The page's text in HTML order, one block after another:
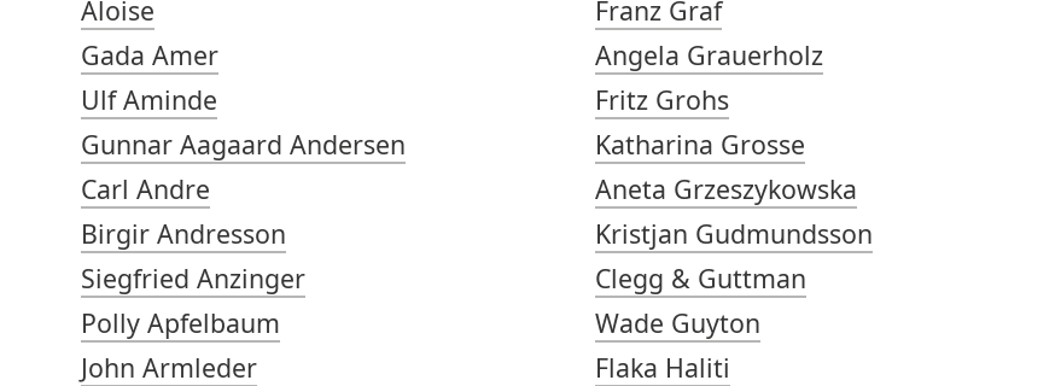
Aloise
Gada Amer
Ulf Aminde
Gunnar Aagaard Andersen
Carl Andre
Birgir Andresson
Siegfried Anzinger
Polly Apfelbaum
John Armleder
Franz Graf
Angela Grauerholz
Fritz Grohs
Katharina Grosse
Aneta Grzeszykowska
Kristjan Gudmundsson
Clegg & Guttman
Wade Guyton
Flaka Haliti